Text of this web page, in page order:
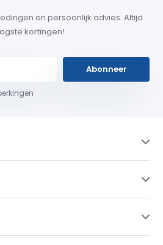
en persoonlijk advies. Altijd
kortingen!
Abonneer